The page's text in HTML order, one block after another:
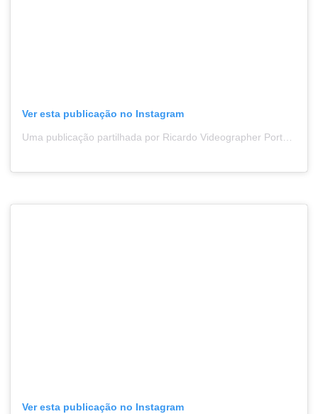
Ver esta publicação no Instagram
Ver esta publicação no Instagram